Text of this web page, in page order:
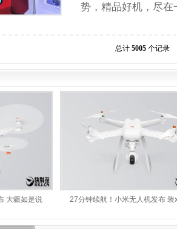
势，精品好机，尽在
总计 5005 个记录
大疆如是说 27分钟续航！小米无人机发布 装